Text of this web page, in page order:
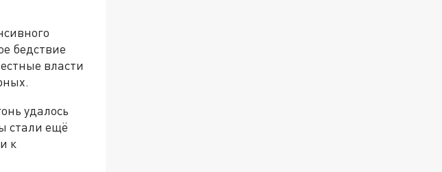
бедствие
власти
удалось
стали ещё
к